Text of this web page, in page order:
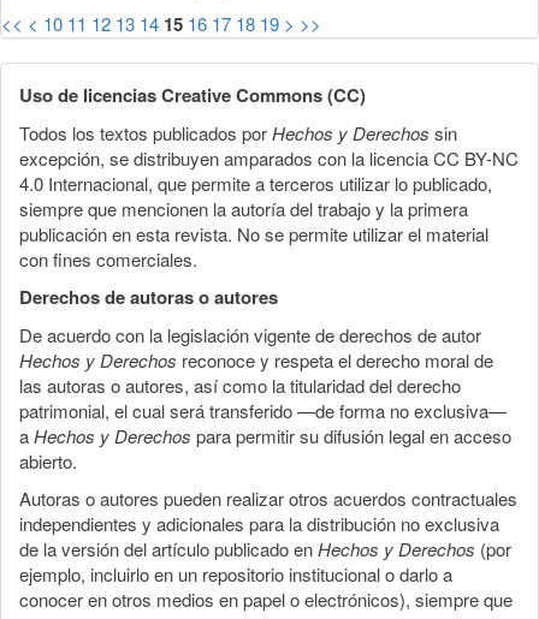
<< < 10 11 12 13 14 15 16 17 18 19 > >>
Uso de licencias Creative Commons (CC)
Todos los textos publicados porHechos y Derechos sin
excepción, se distribuyen amparados con la licencia CC BY-NC
4.0 Internacional, que permite a terceros utilizar lo publicado,
siempre que mencionen la autoría del trabajo y la primera
publicación en esta revista. No se permite utilizar el material
con fines comerciales.
Derechos de autoras o autores
De acuerdo con la legislación vigente de derechos de autor
Hechos y Derechos reconoce y respeta el derecho moral de
las autoras o autores, así como la titularidad del derecho
patrimonial, el cual será transferido —de forma no exclusiva—
aHechos y Derechos para permitir su difusión legal en acceso
abierto.
Autoras o autores pueden realizar otros acuerdos contractuales
independientes y adicionales para la distribución no exclusiva
de la versión del artículo publicado enHechos y Derechos (por
ejemplo, incluirlo en un repositorio institucional o darlo a
conocer en otros medios en papel o electrónicos), siempre que